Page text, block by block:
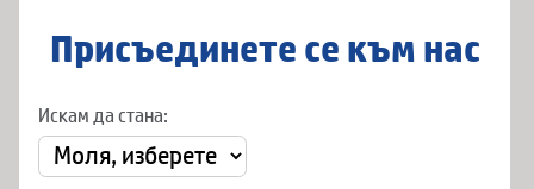
Присъединете се към нас
Искам да стана: